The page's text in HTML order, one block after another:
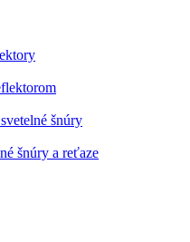
šnúry
šnúry a reťaze